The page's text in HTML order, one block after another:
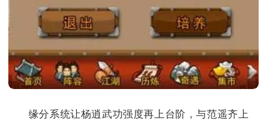
缘分系统让杨逍武功强度再上台阶，与范遥齐上